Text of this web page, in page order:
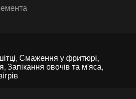
Смаження у фритюрі
Запікання овочів та м'яса